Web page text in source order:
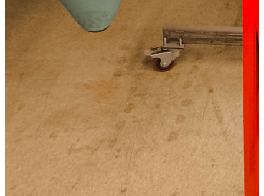
Дополнения к товару
на транце
Длина штанги (см):
Вес лодки (кг):
1300
Мощность двигателя (л.с.): 1.2
Подробные характеристики
бесплатно в день заказа по
Москве и МО (до 10 км. от
МКАД), максимально быстро
и недорого по России